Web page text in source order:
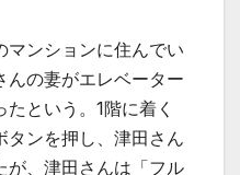
ンションに住んでい
んの妻がエレベーター
という。1階に着く
タンを押し、津田さん
が、津田さんは「フル